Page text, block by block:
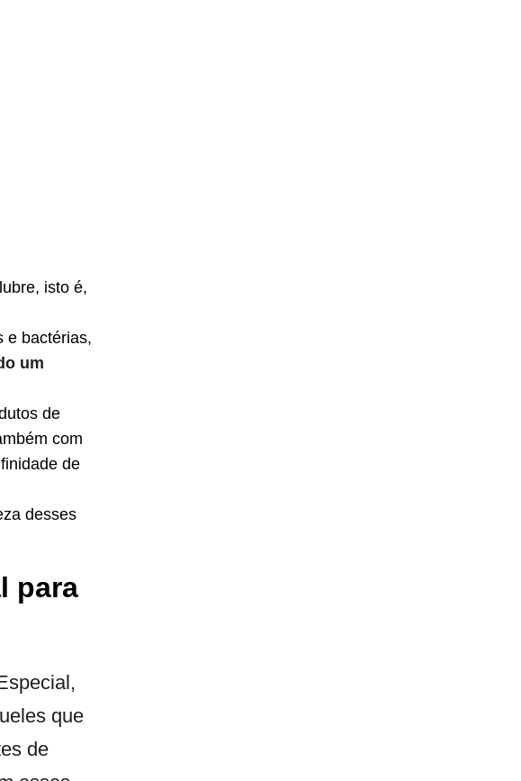
isto é,
e bactérias,
um
de
com
de
desses
para
que
de